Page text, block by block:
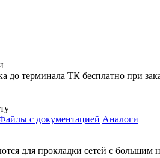
до терминала ТК бесплатно при
с документацией Аналоги
для прокладки сетей с